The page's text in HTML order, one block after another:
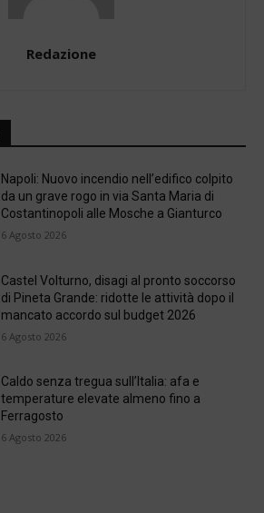
Redazione
Napoli: Nuovo incendio nell’edifico colpito
da un grave rogo in via Santa Maria di
Costantinopoli alle Mosche a Gianturco
6 Agosto 2026
Castel Volturno, disagi al pronto soccorso
di Pineta Grande: ridotte le attività dopo il
mancato accordo sul budget 2026
6 Agosto 2026
Caldo senza tregua sull’Italia: afa e
temperature elevate almeno fino a
Ferragosto
6 Agosto 2026